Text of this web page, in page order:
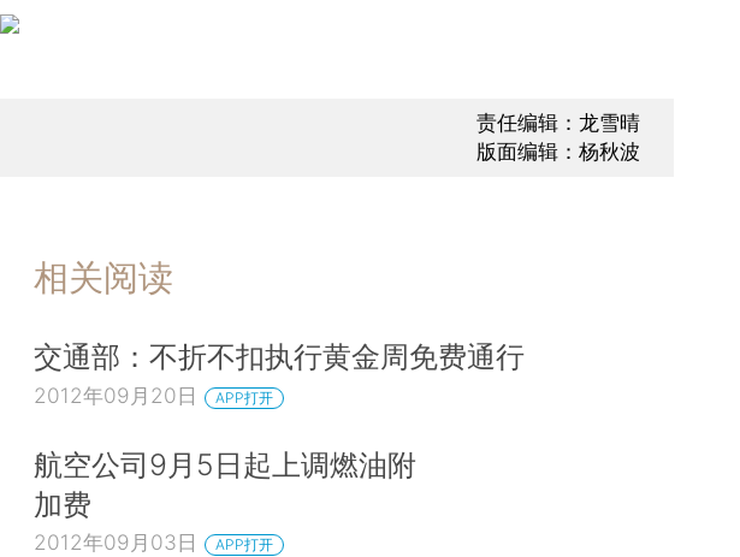
责任编辑：龙雪晴
版面编辑：杨秋波
相关阅读
交通部：不折不扣执行黄金周免费通行
2012年09月20日 APP打开
航空公司9月5日起上调燃油附
加费
2012年09月03日 APP打开